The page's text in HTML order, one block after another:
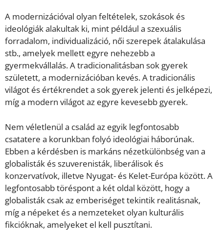
A modernizációval olyan feltételek, szokások és
ideológiák alakultak ki, mint például a szexuális
forradalom, individualizáció, női szerepek átalakulása
stb., amelyek mellett egyre nehezebb a
gyermekvállalás. A tradicionalitásban sok gyerek
született, a modernizációban kevés. A tradicionális
világot és értékrendet a sok gyerek jelenti és jelképezi,
míg a modern világot az egyre kevesebb gyerek.
Nem véletlenül a család az egyik legfontosabb
csatatere a korunkban folyó ideológiai háborúnak.
Ebben a kérdésben is markáns nézetkülönbség van a
globalisták és szuverenisták, liberálisok és
konzervatívok, illetve Nyugat- és Kelet-Európa között. A
legfontosabb töréspont a két oldal között, hogy a
globalisták csak az emberiséget tekintik realitásnak,
míg a népeket és a nemzeteket olyan kulturális
fikcióknak, amelyeket el kell pusztítani.